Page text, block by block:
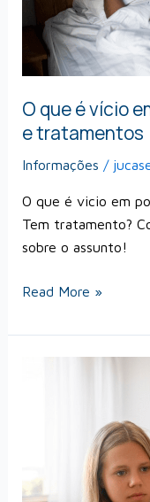
O que é vício
e tratamentos
Informações /
O que é vicio em
Tem tratamento?
sobre o assunto!
tratamentos
Read More »
jogos